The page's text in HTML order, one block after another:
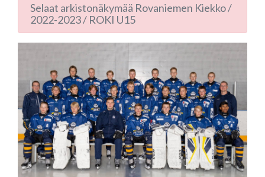
Selaat arkistonäkymää Rovaniemen Kiekko/
2022-2023/ ROKI U15